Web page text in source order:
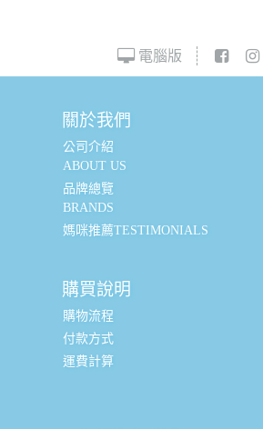
電腦版
關於我們
公司介紹
ABOUT US
品牌總覽
BRANDS
媽咪推薦TESTIMONIALS
購買說明
購物流程
付款方式
運費計算